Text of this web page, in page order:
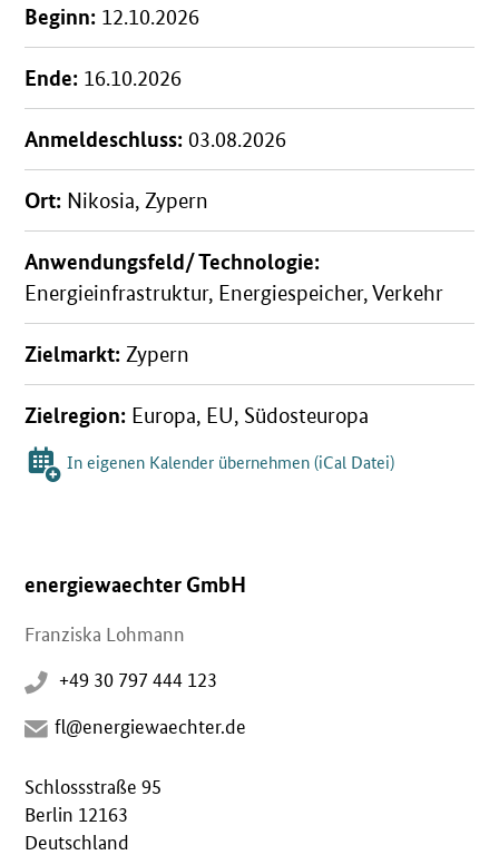
Beginn: 12.10.2026
Ende: 16.10.2026
Anmeldeschluss: 03.08.2026
Ort: Nikosia, Zypern
Anwendungsfeld/ Technologie:
Energieinfrastruktur, Energiespeicher, Verkehr
Zielmarkt: Zypern
Zielregion: Europa, EU, Südosteuropa
In eigenen Kalender übernehmen (iCal Datei)
energiewaechter GmbH
Franziska Lohmann
+49 30 797 444 123
fl@energiewaechter.de
Schlossstraße 95
Berlin 12163
Deutschland